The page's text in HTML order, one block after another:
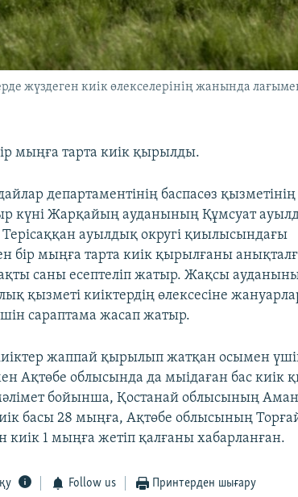
жүздеген киік өлекселерінің жанында
мыңға тарта киік қырылды.
департаментінің баспасөз қызметінің
күні Жарқайың ауданының Құмсуат
ауылдық округі қиылысындағы
бір мыңға тарта киік қырылғаны
саны есептеліп жатыр. Жақсы
қызметі киіктердің өлексесіне
сараптама жасап жатыр.
жаппай қырылып жатқан осымен
Ақтөбе облысында да мыідаған бас киік
бойынша, Қостанай облысының
басы 28 мыңға, Ақтөбе облысының
киік 1 мыңға жетіп қалғаны хабарланған.
Follow us Принтерден шығару